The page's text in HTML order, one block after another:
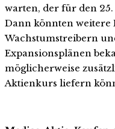
warten, der für den
Dann könnten weitere
Wachstumstreibern
Expansionsplänen
möglicherweise
Aktienkurs liefern